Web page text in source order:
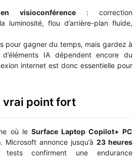
visioconférence: correction
luminosité, flou d’arrière-plan fluide,
pour gagner du temps, mais gardez à
IA dépendent encore du
internet est donc essentielle pour
vrai point fort
où le Surface Laptop Copilot+ PC
. Microsoft annonce jusqu’à 23 heures
confirment une endurance